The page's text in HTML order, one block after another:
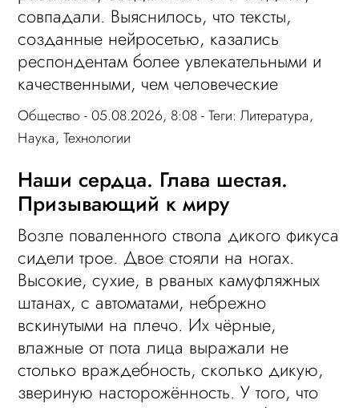
совпадали. Выяснилось, что тексты,
созданные нейросетью, казались
респондентам более увлекательными и
качественными, чем человеческие
Общество - 05.08.2026, 8:08 - Теги:Литература,
Наука,Технологии
Наши сердца. Глава шестая.
Призывающий к миру
Возле поваленного ствола дикого фикуса
сидели трое. Двое стояли на ногах.
Высокие, сухие, в рваных камуфляжных
штанах, с автоматами, небрежно
вскинутыми на плечо. Их чёрные,
влажные от пота лица выражали не
столько враждебность, сколько дикую,
звериную насторожённость. У того, что